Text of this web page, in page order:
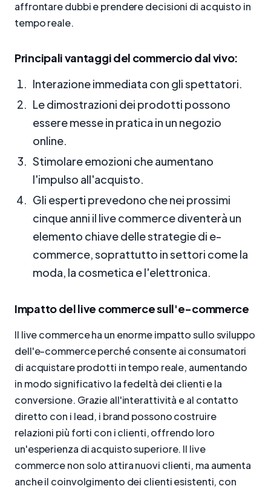
affrontare dubbi e prendere decisioni di acquisto in
tempo reale.
Principali vantaggi del commercio dal vivo:
Interazione immediata con gli spettatori.
Le dimostrazioni dei prodotti possono
essere messe in pratica in un negozio
online.
Stimolare emozioni che aumentano
l'impulso all'acquisto.
Gli esperti prevedono che nei prossimi
cinque anni il live commerce diventerà un
elemento chiave delle strategie di e-
commerce, soprattutto in settori come la
moda, la cosmetica e l'elettronica.
Impatto del live commerce sull'e-commerce
Il live commerce ha un enorme impatto sullo sviluppo
dell'e-commerce perché consente ai consumatori
di acquistare prodotti in tempo reale, aumentando
in modo significativo la fedeltà dei clienti e la
conversione. Grazie all'interattività e al contatto
diretto con i lead, i brand possono costruire
relazioni più forti con i clienti, offrendo loro
un'esperienza di acquisto superiore. Il live
commerce non solo attira nuovi clienti, ma aumenta
anche il coinvolgimento dei clienti esistenti, con